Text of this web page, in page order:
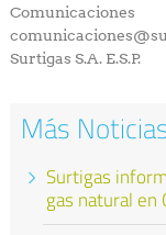
Comunicaciones
Surtigas S.A. E.S.P.
Más
Surtigas
gas natural en